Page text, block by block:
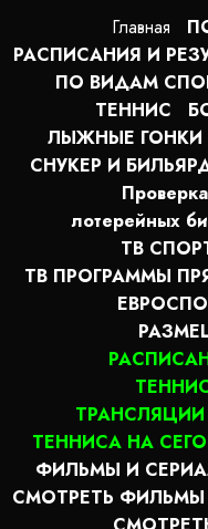
Главная
РАСПИСАНИЯ И
ПО ВИДАМ
ТЕННИС
ЛЫЖНЫЕ ГОНКИ
СНУКЕР И
Проверка
лотерейных
ТВ
ТВ ПРОГРАММЫ
ТРАНСЛЯЦИИ
ТЕННИСА НА
ФИЛЬМЫ И
СМОТРЕТЬ ФИЛЬМЫ